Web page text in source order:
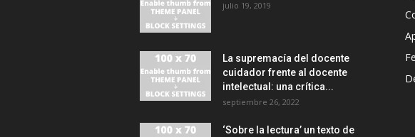
julio 19, 2019
La supremacía del docente
cuidador frente al docente
intelectual: una crítica...
septiembre 26, 2022
‘Sobre la lectura’ un texto de